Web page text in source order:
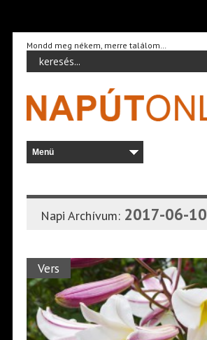
Mondd meg nékem, merre találom…
Napi Archívum: 2017-06-10
Vers